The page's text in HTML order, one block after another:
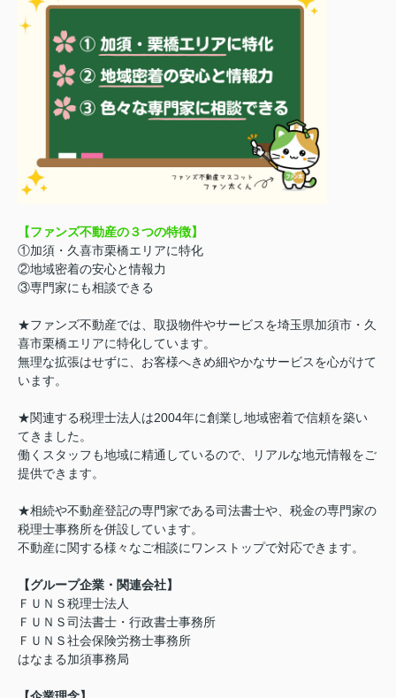
【ファンズ不動産の３つの特徴】
①加須・久喜市栗橋エリアに特化
②地域密着の安心と情報力
③専門家にも相談できる
★ファンズ不動産では、取扱物件やサービスを埼玉県加須市・久
喜市栗橋エリアに特化しています。
無理な拡張はせずに、お客様へきめ細やかなサービスを心がけて
います。
★関連する税理士法人は2004年に創業し地域密着で信頼を築い
てきました。
働くスタッフも地域に精通しているので、リアルな地元情報をご
提供できます。
★相続や不動産登記の専門家である司法書士や、税金の専門家の
税理士事務所を併設しています。
不動産に関する様々なご相談にワンストップで対応できます。
【グループ企業・関連会社】
ＦＵＮＳ税理士法人
ＦＵＮＳ司法書士・行政書士事務所
ＦＵＮＳ社会保険労務士事務所
はなまる加須事務局